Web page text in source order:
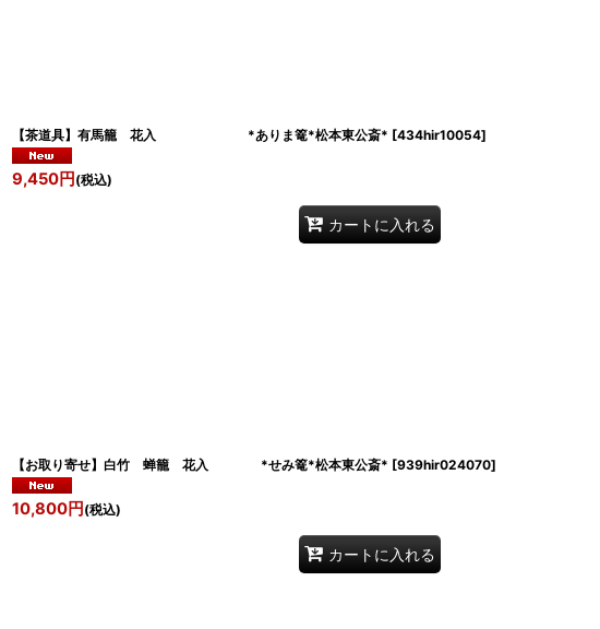
【茶道具】有馬籠 花入 *ありま篭*松本東公斎* [434hir10054]
9,450円 (税込)
カートに入れる
【お取り寄せ】白竹 蝉籠 花入 *せみ篭*松本東公斎* [939hir024070]
10,800円 (税込)
カートに入れる